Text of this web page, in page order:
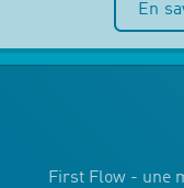
En
First Flow - une